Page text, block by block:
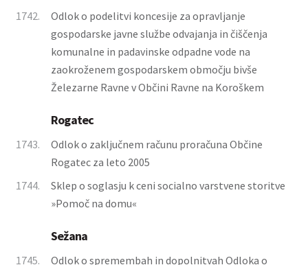
1742.
Odlok o podelitvi koncesije za opravljanje
gospodarske javne službe odvajanja in čiščenja
komunalne in padavinske odpadne vode na
zaokroženem gospodarskem območju bivše
Železarne Ravne v Občini Ravne na Koroškem
Rogatec
1743.
Odlok o zaključnem računu proračuna Občine
Rogatec za leto 2005
1744.
Sklep o soglasju k ceni socialno varstvene storitve
»Pomoč na domu«
Sežana
1745.
Odlok o spremembah in dopolnitvah Odloka o